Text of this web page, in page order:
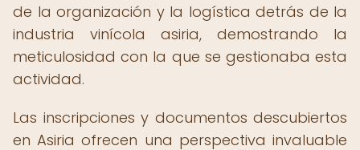
de la organización y la logística detrás de la
industria vinícola asiria, demostrando la
meticulosidad con la que se gestionaba esta
actividad.
Las inscripciones y documentos descubiertos
en Asiria ofrecen una perspectiva invaluable